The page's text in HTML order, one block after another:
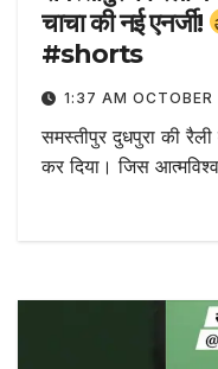
चाचा की नई एनर्जी!
#shorts
1:37 AM
समस्तीपुर दुधपुरा की
कर दिया। जिस